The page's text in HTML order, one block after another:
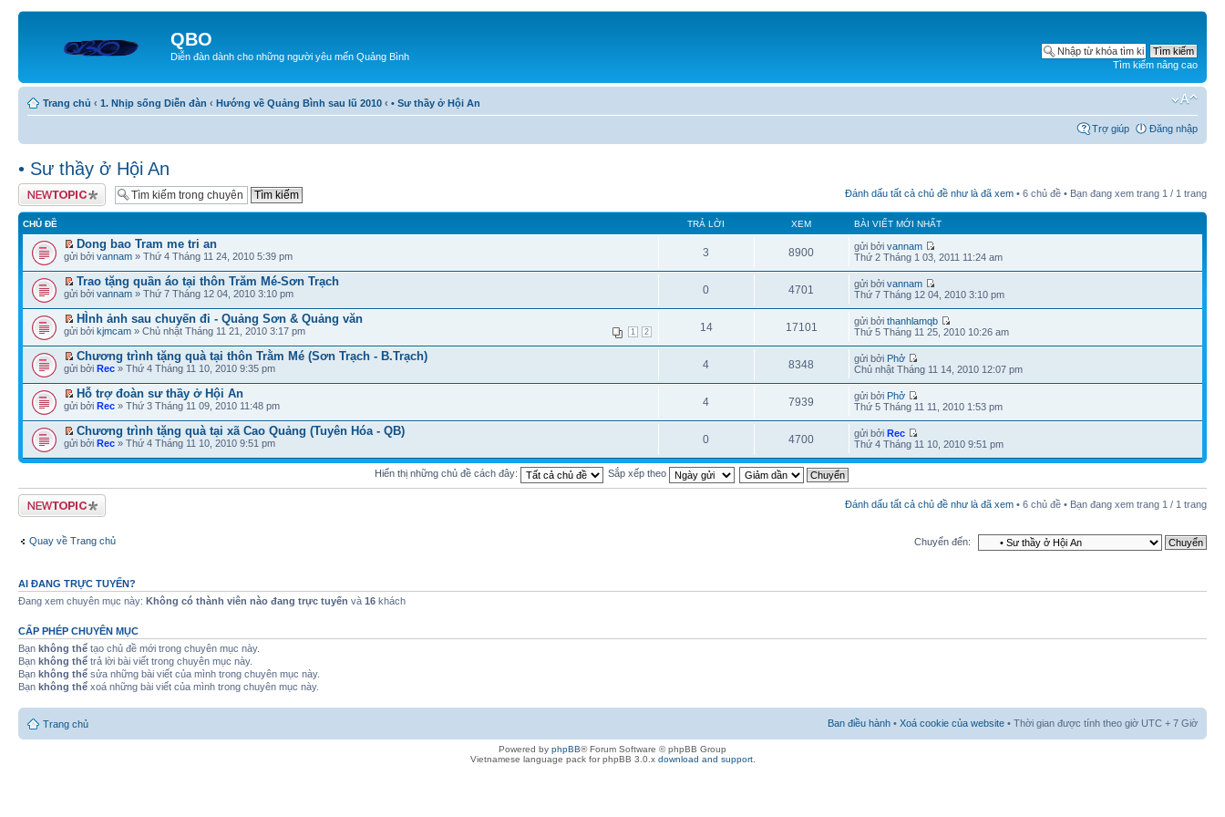
QBO
Diễn đàn dành cho những người yêu mến Quảng Bình
Tìm kiếm nâng cao
Trang chủ ‹ 1. Nhịp sống Diễn đàn ‹ Hướng về Quảng Bình sau lũ 2010 ‹ • Sư thầy ở Hội An
Trợ giúp Đăng nhập
• Sư thầy ở Hội An
Tạo chủ đề mới Đánh dấu tất cả chủ đề như là đã xem • 6 chủ đề • Bạn đang xem trang 1 / 1 trang
CHỦ ĐỀ TRẢ LỜI XEM BÀI VIẾT MỚI NHẤT
Dong bao Tram me tri an
gửi bởi vannam » Thứ 4 Tháng 11 24, 2010 5:39 pm 3 8900 gửi bởivannam
Thứ 2 Tháng 1 03, 2011 11:24 am
Trao tặng quần áo tại thôn Trăm Mé-Sơn Trạch
gửi bởi vannam » Thứ 7 Tháng 12 04, 2010 3:10 pm 0 4701 gửi bởivannam
Thứ 7 Tháng 12 04, 2010 3:10 pm
HÌnh ảnh sau chuyến đi - Quảng Sơn & Quảng văn
1 2
gửi bởi kjmcam » Chủ nhật Tháng 11 21, 2010 3:17 pm 14 17101 gửi bởithanhlamqb
Thứ 5 Tháng 11 25, 2010 10:26 am
Chương trình tặng quà tại thôn Trằm Mé (Sơn Trạch - B.Trạch)
gửi bởi Rec » Thứ 4 Tháng 11 10, 2010 9:35 pm 4 8348 gửi bởi Phở
Chủ nhật Tháng 11 14, 2010 12:07 pm
Hỗ trợ đoàn sư thầy ở Hội An
gửi bởi Rec » Thứ 3 Tháng 11 09, 2010 11:48 pm 4 7939 gửi bởi Phở
Thứ 5 Tháng 11 11, 2010 1:53 pm
Chương trình tặng quà tại xã Cao Quảng (Tuyên Hóa - QB)
gửi bởi Rec » Thứ 4 Tháng 11 10, 2010 9:51 pm 0 4700 gửi bởiRec
Thứ 4 Tháng 11 10, 2010 9:51 pm
Hiển thị những chủ đề cách đây: Sắp xếp theo
Tạo chủ đề mới Đánh dấu tất cả chủ đề như là đã xem • 6 chủ đề • Bạn đang xem trang 1 / 1 trang
Quay về Trang chủ Chuyển đến:
AI ĐANG TRỰC TUYẾN?
Đang xem chuyên mục này: Không có thành viên nào đang trực tuyến và 16 khách
CẤP PHÉP CHUYÊN MỤC
Bạn không thể tạo chủ đề mới trong chuyên mục này.
Bạn không thể trả lời bài viết trong chuyên mục này.
Bạn không thể sửa những bài viết của mình trong chuyên mục này.
Bạn không thể xoá những bài viết của mình trong chuyên mục này.
Trang chủ Ban điều hành • Xoá cookie của website • Thời gian được tính theo giờ UTC + 7 Giờ
Powered by phpBB® Forum Software © phpBB Group
Vietnamese language pack for phpBB 3.0.x download and support.